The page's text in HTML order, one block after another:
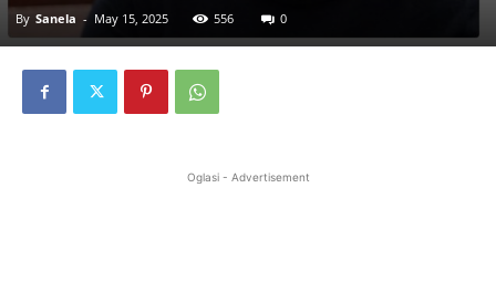
By Sanela - May 15, 2025 556 0
Oglasi - Advertisement